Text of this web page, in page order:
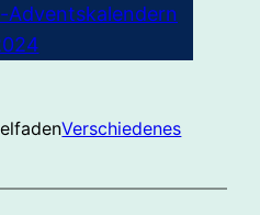
Adventskalendern
Verschiedenes